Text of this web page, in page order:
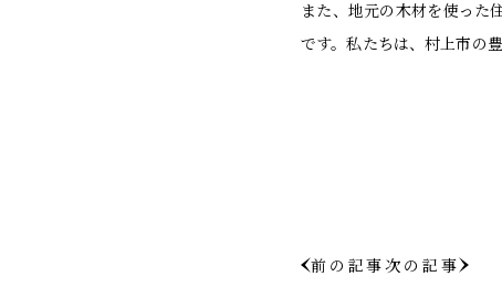
また、地元の木材を使った
です。私たちは、村上市の
前の記事次の記事